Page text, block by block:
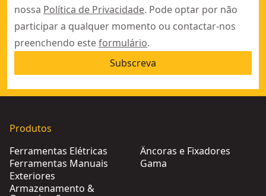
nossa Política de Privacidade. Pode optar por não
participar a qualquer momento ou contactar-nos
preenchendo esteformulário.
Subscreva
Produtos
Ferramentas Elétricas
Ferramentas Manuais
Exteriores
Armazenamento &
Âncoras e Fixadores
Gama